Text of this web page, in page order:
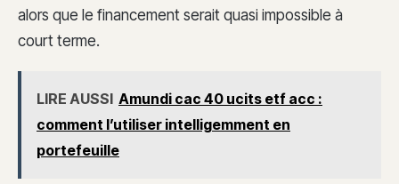
alors que le financement serait quasi impossible à
court terme.
LIRE AUSSI Amundi cac 40 ucits etf acc :
comment l’utiliser intelligemment en
portefeuille